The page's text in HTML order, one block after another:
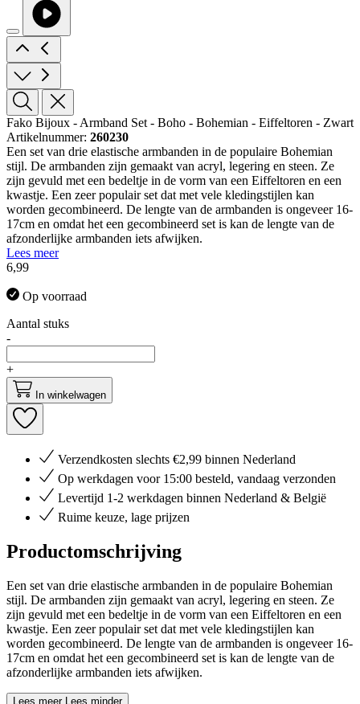
Fako Bijoux - Armband Set - Boho - Bohemian - Eiffeltoren - Zwart
Artikelnummer: 260230
Een set van drie elastische armbanden in de populaire Bohemian
stijl. De armbanden zijn gemaakt van acryl, legering en steen. Ze
zijn gevuld met een bedeltje in de vorm van een Eiffeltoren en een
kwastje. Een zeer populair set dat met vele kledingstijlen kan
worden gecombineerd. De lengte van de armbanden is ongeveer 16-
17cm en omdat het een gecombineerd set is kan de lengte van de
afzonderlijke armbanden iets afwijken.
Lees meer
6,99
Op voorraad
Aantal stuks
-
+
In winkelwagen
Verzendkosten slechts €2,99 binnen Nederland
Op werkdagen voor 15:00 besteld, vandaag verzonden
Levertijd 1-2 werkdagen binnen Nederland & België
Ruime keuze, lage prijzen
Productomschrijving
Een set van drie elastische armbanden in de populaire Bohemian
stijl. De armbanden zijn gemaakt van acryl, legering en steen. Ze
zijn gevuld met een bedeltje in de vorm van een Eiffeltoren en een
kwastje. Een zeer populair set dat met vele kledingstijlen kan
worden gecombineerd. De lengte van de armbanden is ongeveer 16-
17cm en omdat het een gecombineerd set is kan de lengte van de
afzonderlijke armbanden iets afwijken.
Lees meer Lees minder